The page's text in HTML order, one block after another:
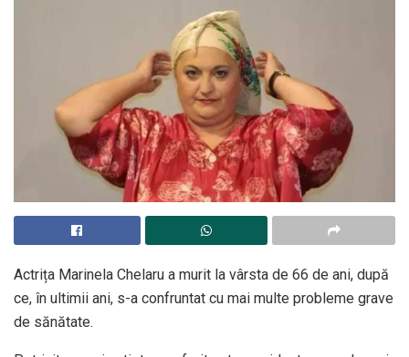
Actrița Marinela Chelaru a murit la vârsta de 66 de ani, după
ce, în ultimii ani, s-a confruntat cu mai multe probleme grave
de sănătate.